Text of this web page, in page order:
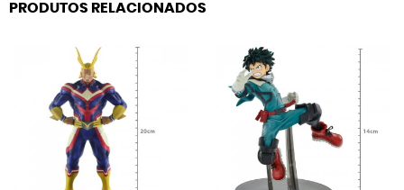
PRODUTOS RELACIONADOS